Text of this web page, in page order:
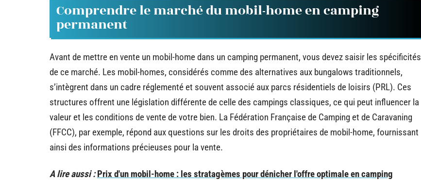
Comprendre le marché du mobil-home en camping
permanent
Avant de mettre en vente un mobil-home dans un camping permanent, vous devez saisir les spécificités
de ce marché. Les mobil-homes, considérés comme des alternatives aux bungalows traditionnels,
s’intègrent dans un cadre réglementé et souvent associé aux parcs résidentiels de loisirs (PRL). Ces
structures offrent une législation différente de celle des campings classiques, ce qui peut influencer la
valeur et les conditions de vente de votre bien. La Fédération Française de Camping et de Caravaning
(FFCC), par exemple, répond aux questions sur les droits des propriétaires de mobil-home, fournissant
ainsi des informations précieuses pour la vente.
A lire aussi : Prix d'un mobil-home : les stratagèmes pour dénicher l'offre optimale en camping